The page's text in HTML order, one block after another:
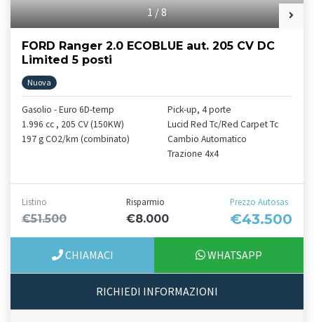
1/8
FORD Ranger 2.0 ECOBLUE aut. 205 CV DC
Limited 5 posti
Nuova
Gasolio - Euro 6D-temp
1.996 cc , 205 CV (150KW)
197 g CO2/km (combinato)
Pick-up, 4 porte
Lucid Red Tc/Red Carpet Tc
Cambio Automatico
Trazione 4x4
Listino
€51.500
Risparmio
€8.000
Prezzo Autosas
€43.500
CHIAMACI WHATSAPP
RICHIEDI INFORMAZIONI